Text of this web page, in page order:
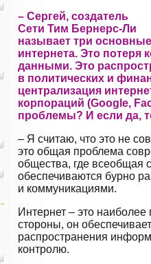
– Сергей, создатель
Сети Тим Бернерс-Ли
называет три
интернета. Это потеря
данными. Это
в политических и
централизация
корпораций (Google,
проблемы? И если да,
– Я считаю, что это не
это общая проблема
общества, где всеобщая
обеспечиваются бурно
и коммуникациями.
Интернет – это
стороны, он
распространения
контролю.